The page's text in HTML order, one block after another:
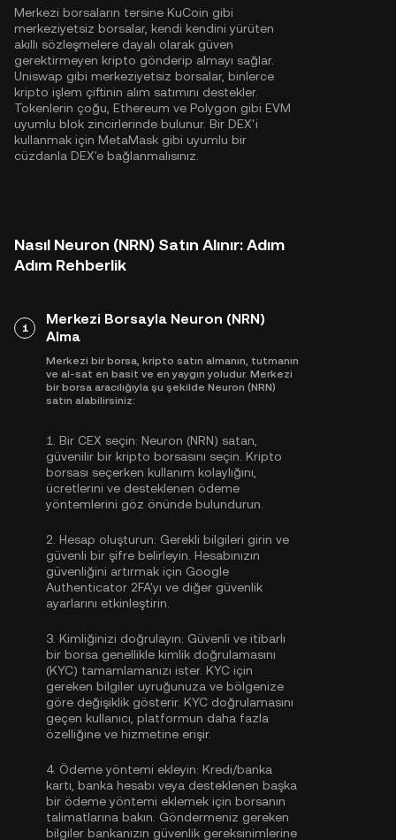
Merkezi borsaların tersine KuCoin gibi
merkeziyetsiz borsalar, kendi kendini yürüten
akıllı sözleşmelere dayalı olarak güven
gerektirmeyen kripto gönderip almayı sağlar.
Uniswap gibi merkeziyetsiz borsalar, binlerce
kripto işlem çiftinin alım satımını destekler.
Tokenlerin çoğu, Ethereum ve Polygon gibi EVM
uyumlu blok zincirlerinde bulunur. Bir DEX'i
kullanmak için MetaMask gibi uyumlu bir
cüzdanla DEX'e bağlanmalısınız.
Nasıl Neuron (NRN) Satın Alınır: Adım
Adım Rehberlik
1
Merkezi Borsayla Neuron (NRN)
Alma
Merkezi bir borsa, kripto satın almanın, tutmanın
ve al-sat en basit ve en yaygın yoludur. Merkezi
bir borsa aracılığıyla şu şekilde Neuron (NRN)
satın alabilirsiniz:
1. Bir CEX seçin: Neuron (NRN) satan,
güvenilir bir kripto borsasını seçin. Kripto
borsası seçerken kullanım kolaylığını,
ücretlerini ve desteklenen ödeme
yöntemlerini göz önünde bulundurun.
2. Hesap oluşturun: Gerekli bilgileri girin ve
güvenli bir şifre belirleyin. Hesabınızın
güvenliğini artırmak için Google
Authenticator 2FA'yı ve diğer güvenlik
ayarlarını etkinleştirin.
3. Kimliğinizi doğrulayın: Güvenli ve itibarlı
bir borsa genellikle kimlik doğrulamasını
(KYC) tamamlamanızı ister. KYC için
gereken bilgiler uyruğunuza ve bölgenize
göre değişiklik gösterir. KYC doğrulamasını
geçen kullanıcı, platformun daha fazla
özelliğine ve hizmetine erişir.
4. Ödeme yöntemi ekleyin: Kredi/banka
kartı, banka hesabı veya desteklenen başka
bir ödeme yöntemi eklemek için borsanın
talimatlarına bakın. Göndermeniz gereken
bilgiler bankanızın güvenlik gereksinimlerine